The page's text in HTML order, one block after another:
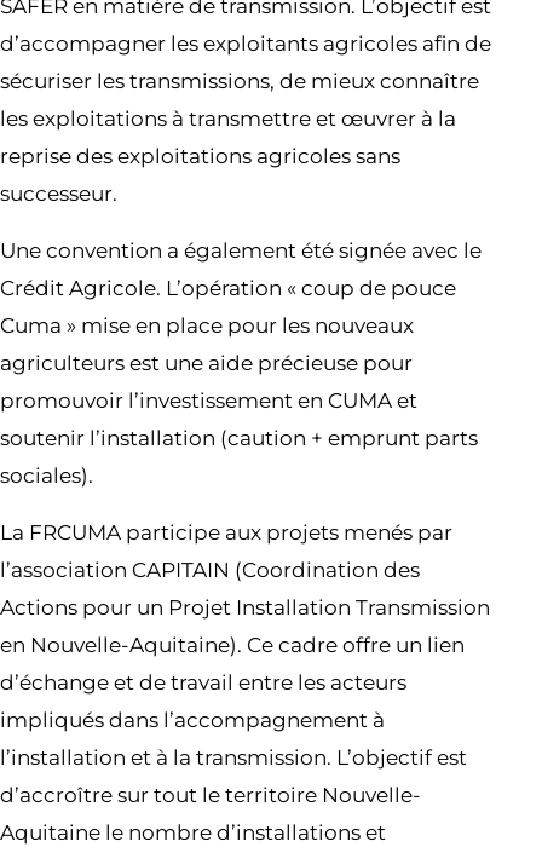
SAFER en matière de transmission. L’objectif est
d’accompagner les exploitants agricoles afin de
sécuriser les transmissions, de mieux connaître
les exploitations à transmettre et œuvrer à la
reprise des exploitations agricoles sans
successeur.
Une convention a également été signée avec le
Crédit Agricole. L’opération « coup de pouce
Cuma » mise en place pour les nouveaux
agriculteurs est une aide précieuse pour
promouvoir l’investissement en CUMA et
soutenir l’installation (caution + emprunt parts
sociales).
La FRCUMA participe aux projets menés par
l’association CAPITAIN (Coordination des
Actions pour un Projet Installation Transmission
en Nouvelle-Aquitaine). Ce cadre offre un lien
d’échange et de travail entre les acteurs
impliqués dans l’accompagnement à
l’installation et à la transmission. L’objectif est
d’accroître sur tout le territoire Nouvelle-
Aquitaine le nombre d’installations et